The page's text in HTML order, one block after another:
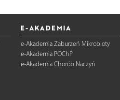
E-AKADEMIA
e-Akademia Zaburzeń Mikrobioty
e-Akademia POChP
e-Akademia Chorób Naczyń